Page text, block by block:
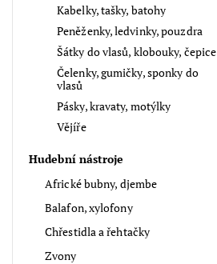
Kabelky, tašky, batohy
Peněženky, ledvinky, pouzdra
Šátky do vlasů, klobouky, čepice
Čelenky, gumičky, sponky do
vlasů
Pásky, kravaty, motýlky
Vějíře
Hudební nástroje
Africké bubny, djembe
Balafon, xylofony
Chřestidla a řehtačky
Zvony